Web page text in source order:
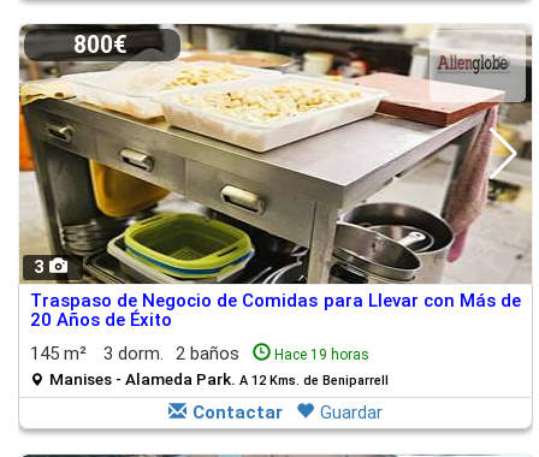
3
800€
Traspaso de Negocio de Comidas para Llevar con Más de
20 Años de Éxito
145 m²
3 dorm. 2 baños Hace 19 horas
Manises - Alameda Park. A 12 Kms. de Beniparrell
Contactar Guardar